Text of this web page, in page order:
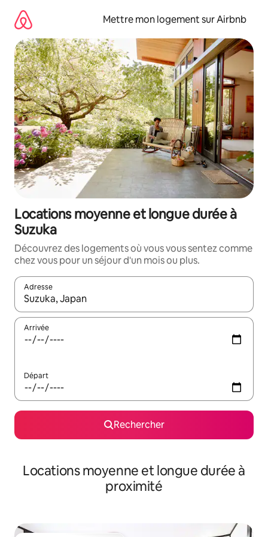
directement
contenu
Mettre mon logement sur Airbnb
Locations moyenne et longue durée à
Suzuka
Découvrez des logements où vous vous sentez comme
chez vous pour un séjour d'un mois ou plus.
Adresse
Lorsque les résultats s'affichent, utilisez les flèches vers le
Arrivée
Départ
Rechercher
Locations moyenne et longue durée à
proximité